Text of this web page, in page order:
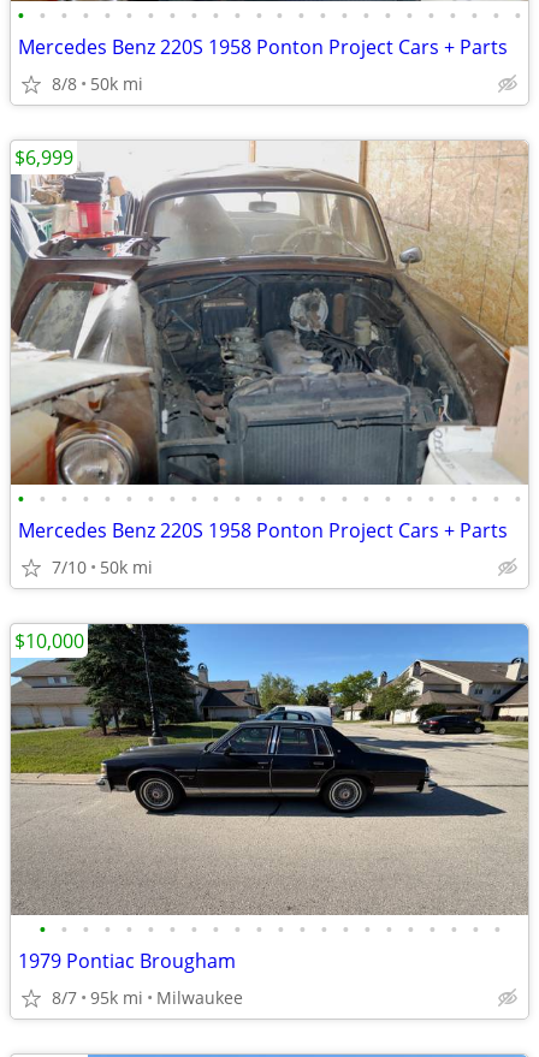
• • • • • • • • • • • • • • • • • • • • • • • •
Mercedes Benz 220S 1958 Ponton Project Cars + Parts
8/8 50k mi
• • • • • • • • • • • • • • • • • • • • • • • •
Mercedes Benz 220S 1958 Ponton Project Cars + Parts
7/10 50k mi
$6,999
• • • • • • • • • • • • • • • • • • • • • •
1979 Pontiac Brougham
8/7 95k mi Milwaukee
$10,000